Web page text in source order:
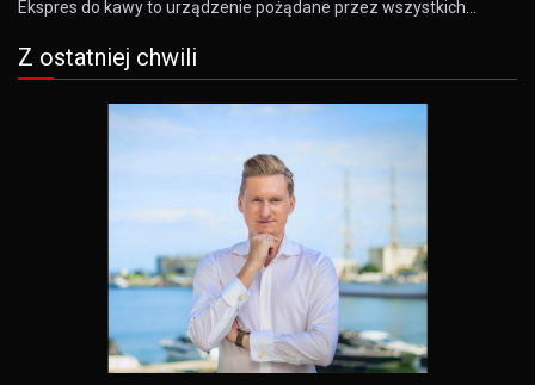
Ekspres do kawy to urządzenie pożądane przez wszystkich…
Z ostatniej chwili